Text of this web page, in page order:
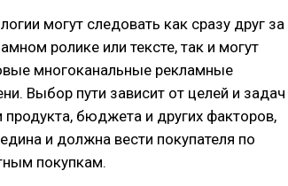
могут следовать как сразу друг за
ролике или тексте, так и могут
многоканальные рекламные
Выбор пути зависит от целей и задач
бюджета и других факторов,
и должна вести покупателя по
покупкам.